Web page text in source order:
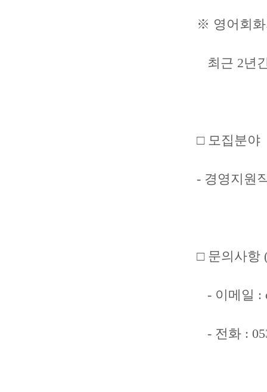
※ 영어회화
최근 2년
□ 모집분야
- 경영지원
□ 문의사항
- 이메일 :
- 전화 :